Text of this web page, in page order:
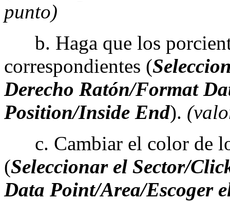
punto)
b. Haga que los
correspondientes (
Derecho Ratón/Format
Position/Inside End).
c. Cambiar el color de
(Seleccionar el Sector/
Data Point/Area/Escoger